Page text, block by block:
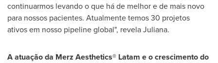
continuarmos levando o que há de melhor e de mais novo
para nossos pacientes. Atualmente temos 30 projetos
ativos em nosso pipeline global", revela Juliana.
A atuação da Merz Aesthetics® Latam e o crescimento do